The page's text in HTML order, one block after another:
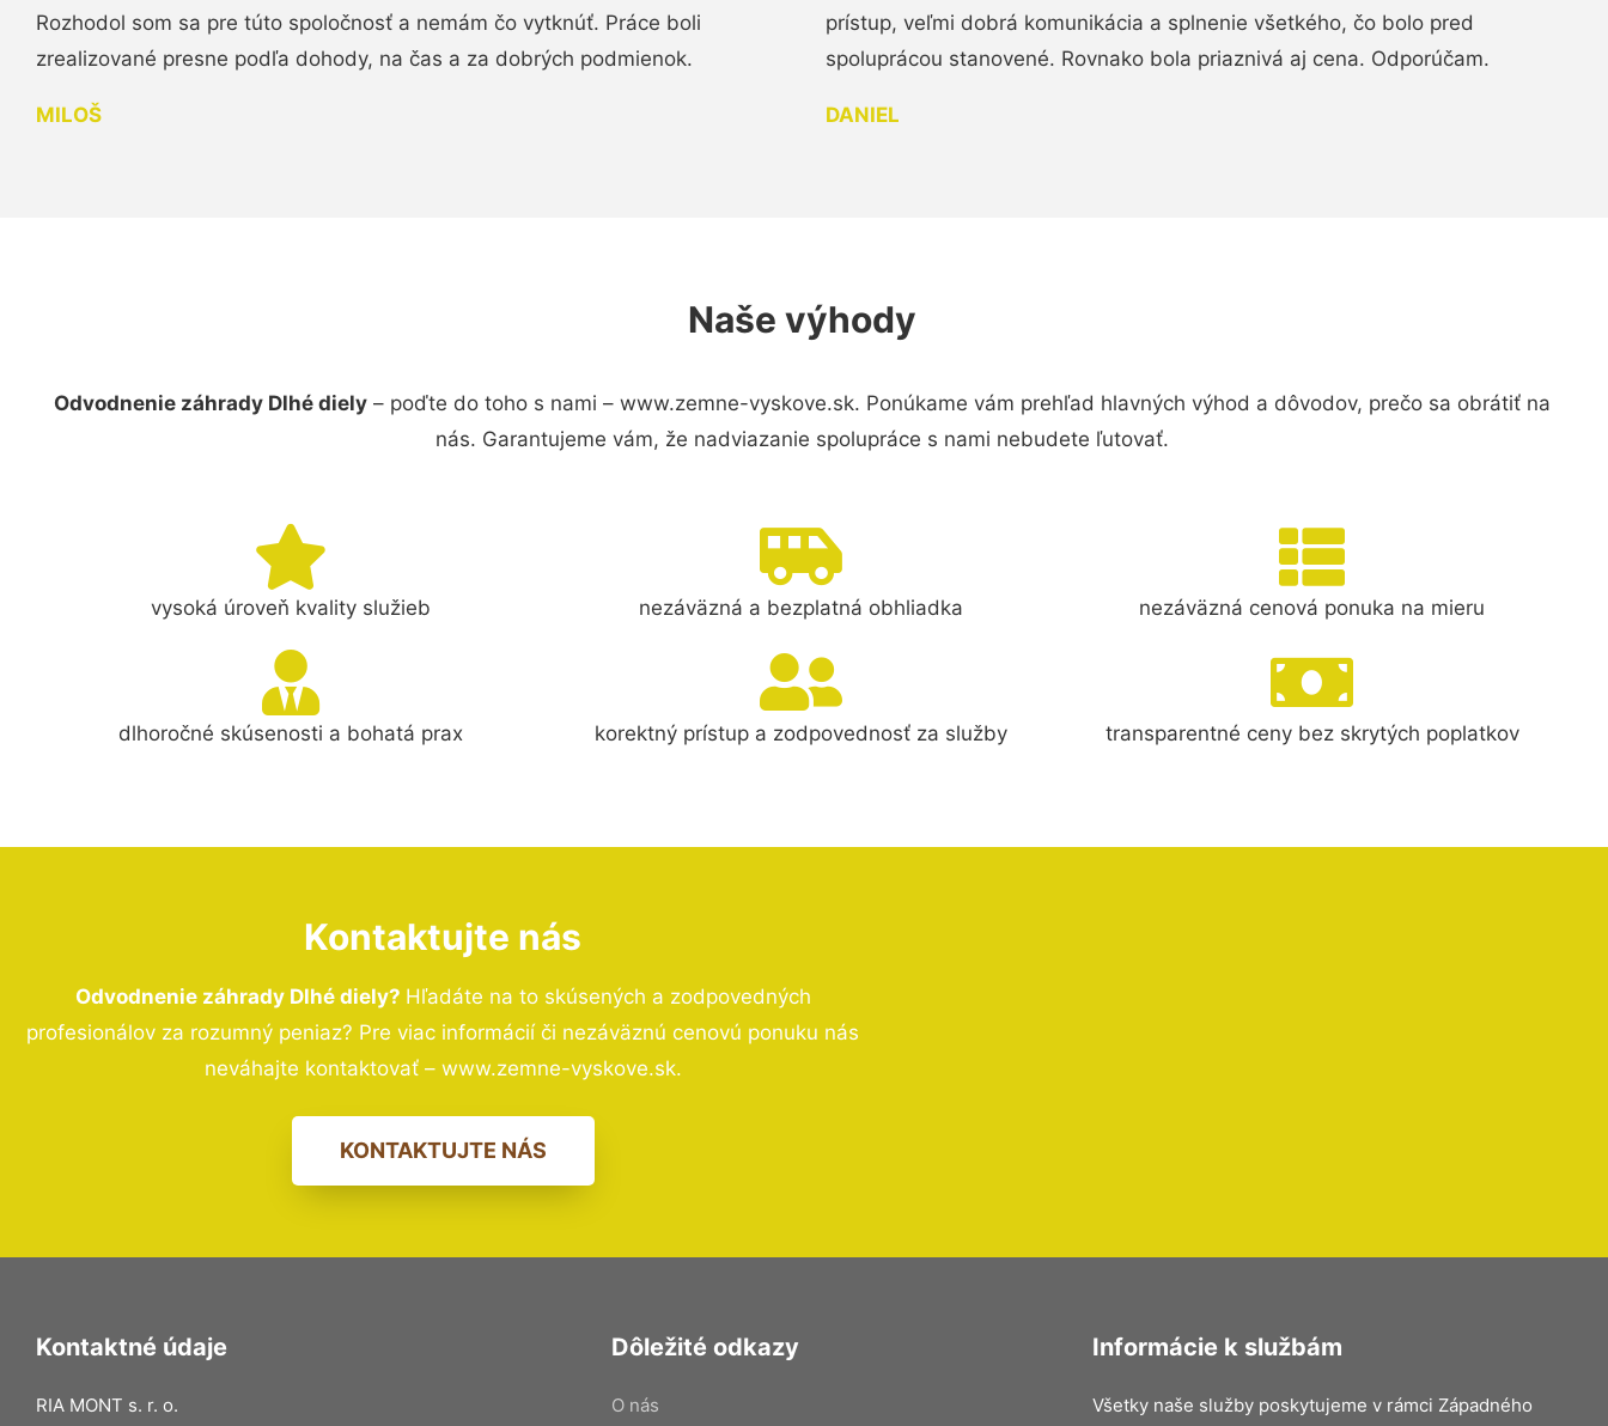
Rozhodol som sa pre túto spoločnosť a nemám čo vytknúť. Práce boli
zrealizované presne podľa dohody, na čas a za dobrých podmienok.
MILOŠ
prístup, veľmi dobrá komunikácia a splnenie všetkého, čo bolo pred
spoluprácou stanovené. Rovnako bola priaznivá aj cena. Odporúčam.
DANIEL
Naše výhody
Odvodnenie záhrady Dlhé diely– poďte do toho s nami – www.zemne-vyskove.sk. Ponúkame vám prehľad hlavných výhod a dôvodov, prečo sa obrátiť na
nás. Garantujeme vám, že nadviazanie spolupráce s nami nebudete ľutovať.
vysoká úroveň kvality služieb nezáväzná a bezplatná obhliadka nezáväzná cenová ponuka na mieru
dlhoročné skúsenosti a bohatá prax korektný prístup a zodpovednosť za služby transparentné ceny bez skrytých poplatkov
Kontaktujte nás
Odvodnenie záhrady Dlhé diely? Hľadáte na to skúsených a zodpovedných
profesionálov za rozumný peniaz? Pre viac informácií či nezáväznú cenovú ponuku nás
neváhajte kontaktovať – www.zemne-vyskove.sk.
KONTAKTUJTE NÁS
Kontaktné údaje
RIA MONT s. r. o.
Dôležité odkazy
O nás
Informácie k službám
Všetky naše služby poskytujeme v rámci Západného